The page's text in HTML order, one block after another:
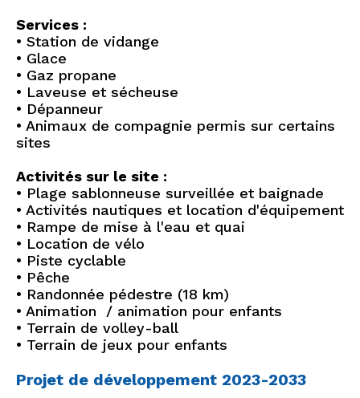
Services :
• Station de vidange
• Glace
• Gaz propane
• Laveuse et sécheuse
• Dépanneur
• Animaux de compagnie permis sur certains
sites
Activités sur le site :
• Plage sablonneuse surveillée et baignade
• Activités nautiques et location d'équipement
• Rampe de mise à l'eau et quai
• Location de vélo
• Piste cyclable
• Pêche
• Randonnée pédestre (18 km)
• Animation / animation pour enfants
• Terrain de volley-ball
• Terrain de jeux pour enfants
Projet de développement 2023-2033